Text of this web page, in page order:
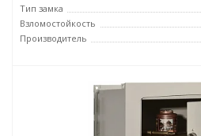
Тип замка
Взломостойкость
Производитель